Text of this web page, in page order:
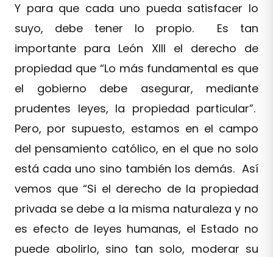
Y para que cada uno pueda satisfacer lo
suyo, debe tener lo propio. Es tan
importante para León XIII el derecho de
propiedad que “Lo más fundamental es que
el gobierno debe asegurar, mediante
prudentes leyes, la propiedad particular”.
Pero, por supuesto, estamos en el campo
del pensamiento católico, en el que no solo
está cada uno sino también los demás. Así
vemos que “Si el derecho de la propiedad
privada se debe a la misma naturaleza y no
es efecto de leyes humanas, el Estado no
puede abolirlo, sino tan solo, moderar su